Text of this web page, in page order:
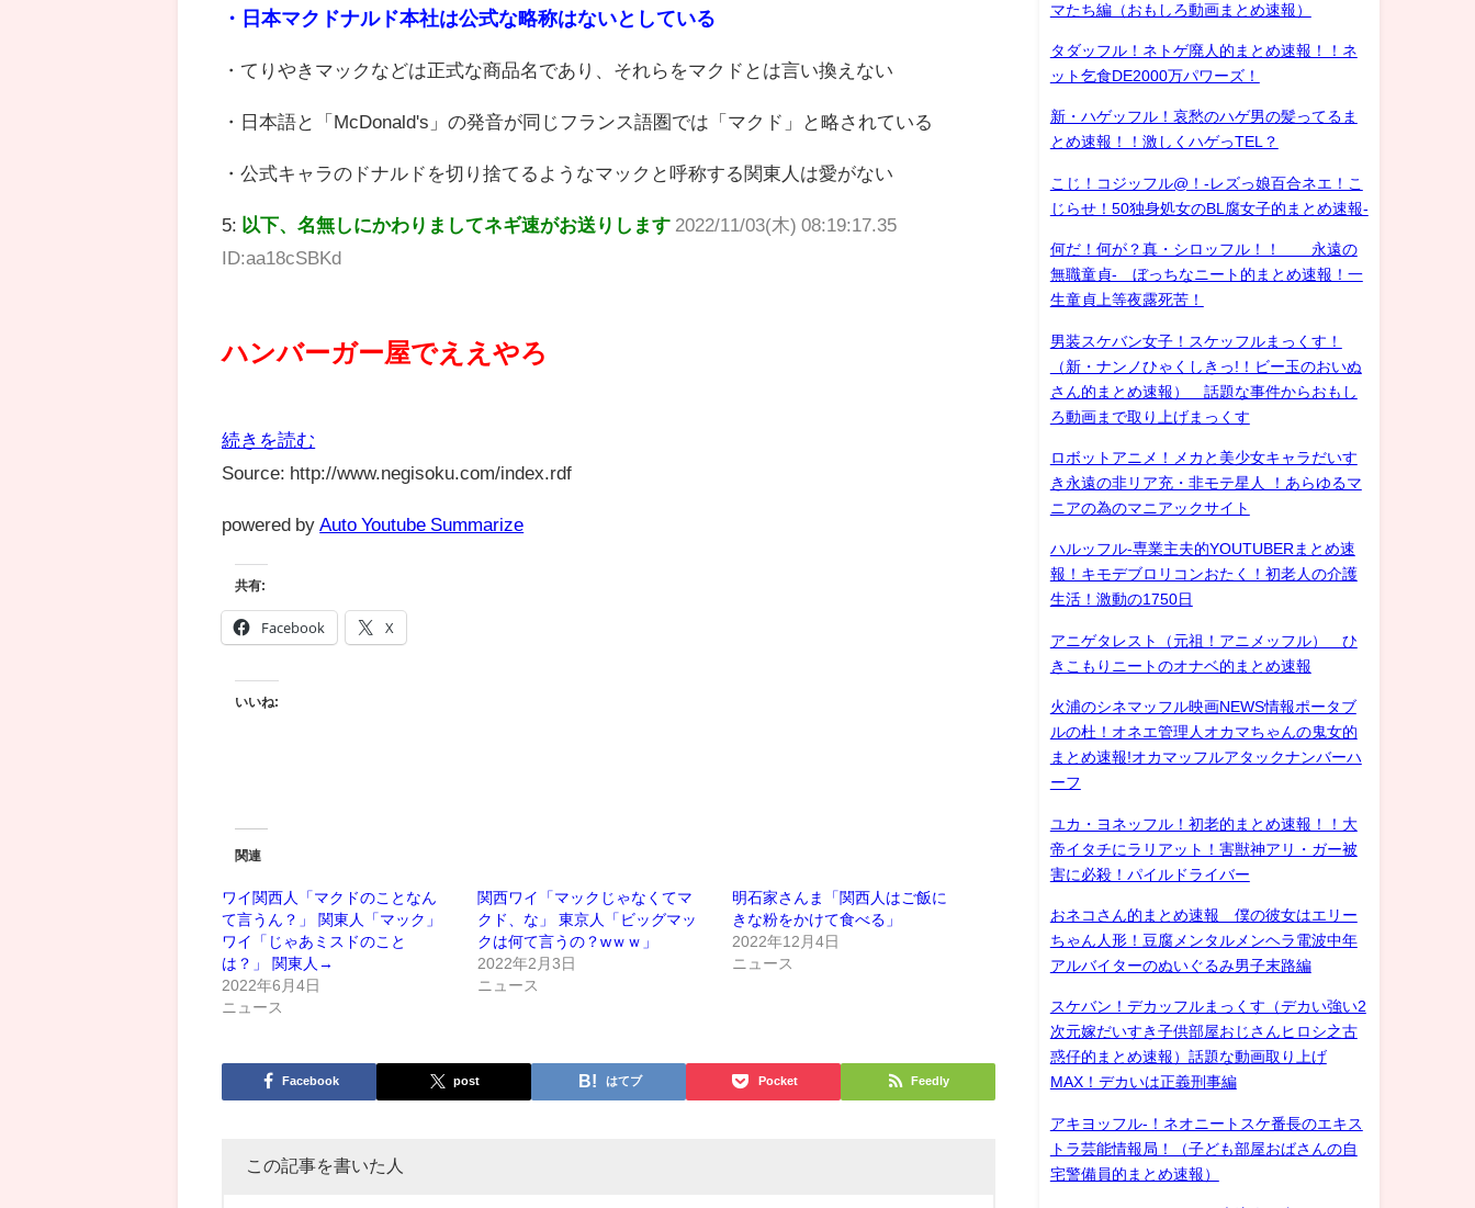
・日本マクドナルド本社は公式な略称はないとしている
・てりやきマックなどは正式な商品名であり、それらをマクドとは言い換えない
・日本語と「McDonald's」の発音が同じフランス語圏では「マクド」と略されている
・公式キャラのドナルドを切り捨てるようなマックと呼称する関東人は愛がない
5: 以下、名無しにかわりましてネギ速がお送りします 2022/11/03(木) 08:19:17.35
ID:aa18cSBKd
ハンバーガー屋でええやろ
続きを読む
Source: http://www.negisoku.com/index.rdf
powered by Auto Youtube Summarize
共有:
Facebook X
いいね:
関連
ワイ関西人「マクドのことなん
て言うん？」 関東人「マック」
ワイ「じゃあミスドのこと
は？」 関東人→
2022年6月4日
ニュース
関西ワイ「マックじゃなくてマ
クド、な」 東京人「ビッグマッ
クは何て言うの？wｗｗ」
2022年2月3日
ニュース
明石家さんま「関西人はご飯に
きな粉をかけて食べる」
2022年12月4日
ニュース
Facebook post はてブ Pocket Feedly
この記事を書いた人
マたち編（おもしろ動画まとめ速報）
タダッフル！ネトゲ廃人的まとめ速報！！ネ
ット乞食DE2000万パワーズ！
新・ハゲッフル！哀愁のハゲ男の髪ってるま
とめ速報！！激しくハゲっTEL？
こじ！コジッフル@！-レズっ娘百合ネエ！こ
じらせ！50独身処女のBL腐女子的まとめ速報-
何だ！何が？真・シロッフル！！ 永遠の
無職童貞- ぼっちなニート的まとめ速報！一
生童貞上等夜露死苦！
男装スケバン女子！スケッフルまっくす！
（新・ナンノひゃくしきっ!！ビー玉のおいぬ
さん的まとめ速報） 話題な事件からおもし
ろ動画まで取り上げまっくす
ロボットアニメ！メカと美少女キャラだいす
き永遠の非リア充・非モテ星人 ！あらゆるマ
ニアの為のマニアックサイト
ハルッフル-専業主夫的YOUTUBERまとめ速
報！キモデブロリコンおたく！初老人の介護
生活！激動の1750日
アニゲタレスト（元祖！アニメッフル） ひ
きこもりニートのオナベ的まとめ速報
火浦のシネマッフル映画NEWS情報ポータブ
ルの杜！オネエ管理人オカマちゃんの鬼女的
まとめ速報!オカマッフルアタックナンバーハ
ーフ
ユカ・ヨネッフル！初老的まとめ速報！！大
帝イタチにラリアット！害獣神アリ・ガー被
害に必殺！パイルドライバー
おネコさん的まとめ速報 僕の彼女はエリー
ちゃん人形！豆腐メンタルメンヘラ電波中年
アルバイターのぬいぐるみ男子末路編
スケバン！デカッフルまっくす（デカい強い2
次元嫁だいすき子供部屋おじさんヒロシ之古
惑仔的まとめ速報）話題な動画取り上げ
MAX！デカいは正義刑事編
アキヨッフル-！ネオニートスケ番長のエキス
トラ芸能情報局！（子ども部屋おばさんの自
宅警備員的まとめ速報）